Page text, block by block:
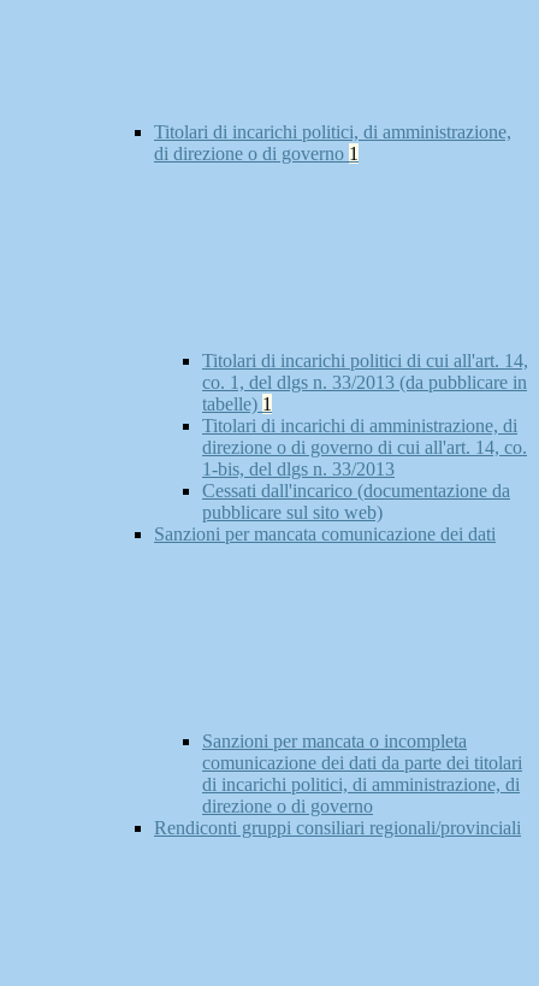
Titolari di incarichi politici, di amministrazione,
di direzione o di governo 1
Titolari di incarichi politici di cui all'art. 14,
co. 1, del dlgs n. 33/2013 (da pubblicare in
tabelle) 1
Titolari di incarichi di amministrazione, di
direzione o di governo di cui all'art. 14, co.
1-bis, del dlgs n. 33/2013
Cessati dall'incarico (documentazione da
pubblicare sul sito web)
Sanzioni per mancata comunicazione dei dati
Sanzioni per mancata o incompleta
comunicazione dei dati da parte dei titolari
di incarichi politici, di amministrazione, di
direzione o di governo
Rendiconti gruppi consiliari regionali/provinciali